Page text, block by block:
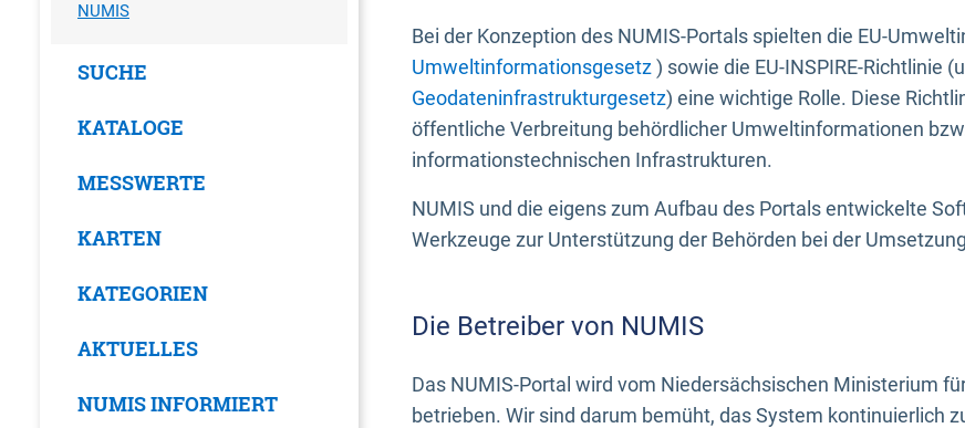
NUMIS
SUCHE
KATALOGE
MESSWERTE
KARTEN
KATEGORIEN
AKTUELLES
NUMIS INFORMIERT
Bei der Konzeption des NUMIS-Portals spielten die EU-
Umweltinformationsgesetz) sowie die EU-INSPIRE-Richtlinie
Geodateninfrastrukturgesetz) eine wichtige Rolle. Diese
öffentliche Verbreitung behördlicher Umweltinformationen
informationstechnischen Infrastrukturen.
NUMIS und die eigens zum Aufbau des Portals entwickelte
Werkzeuge zur Unterstützung der Behörden bei der
Die Betreiber von NUMIS
Das NUMIS-Portal wird vom Niedersächsischen Ministerium
betrieben. Wir sind darum bemüht, das System kontinuierlich